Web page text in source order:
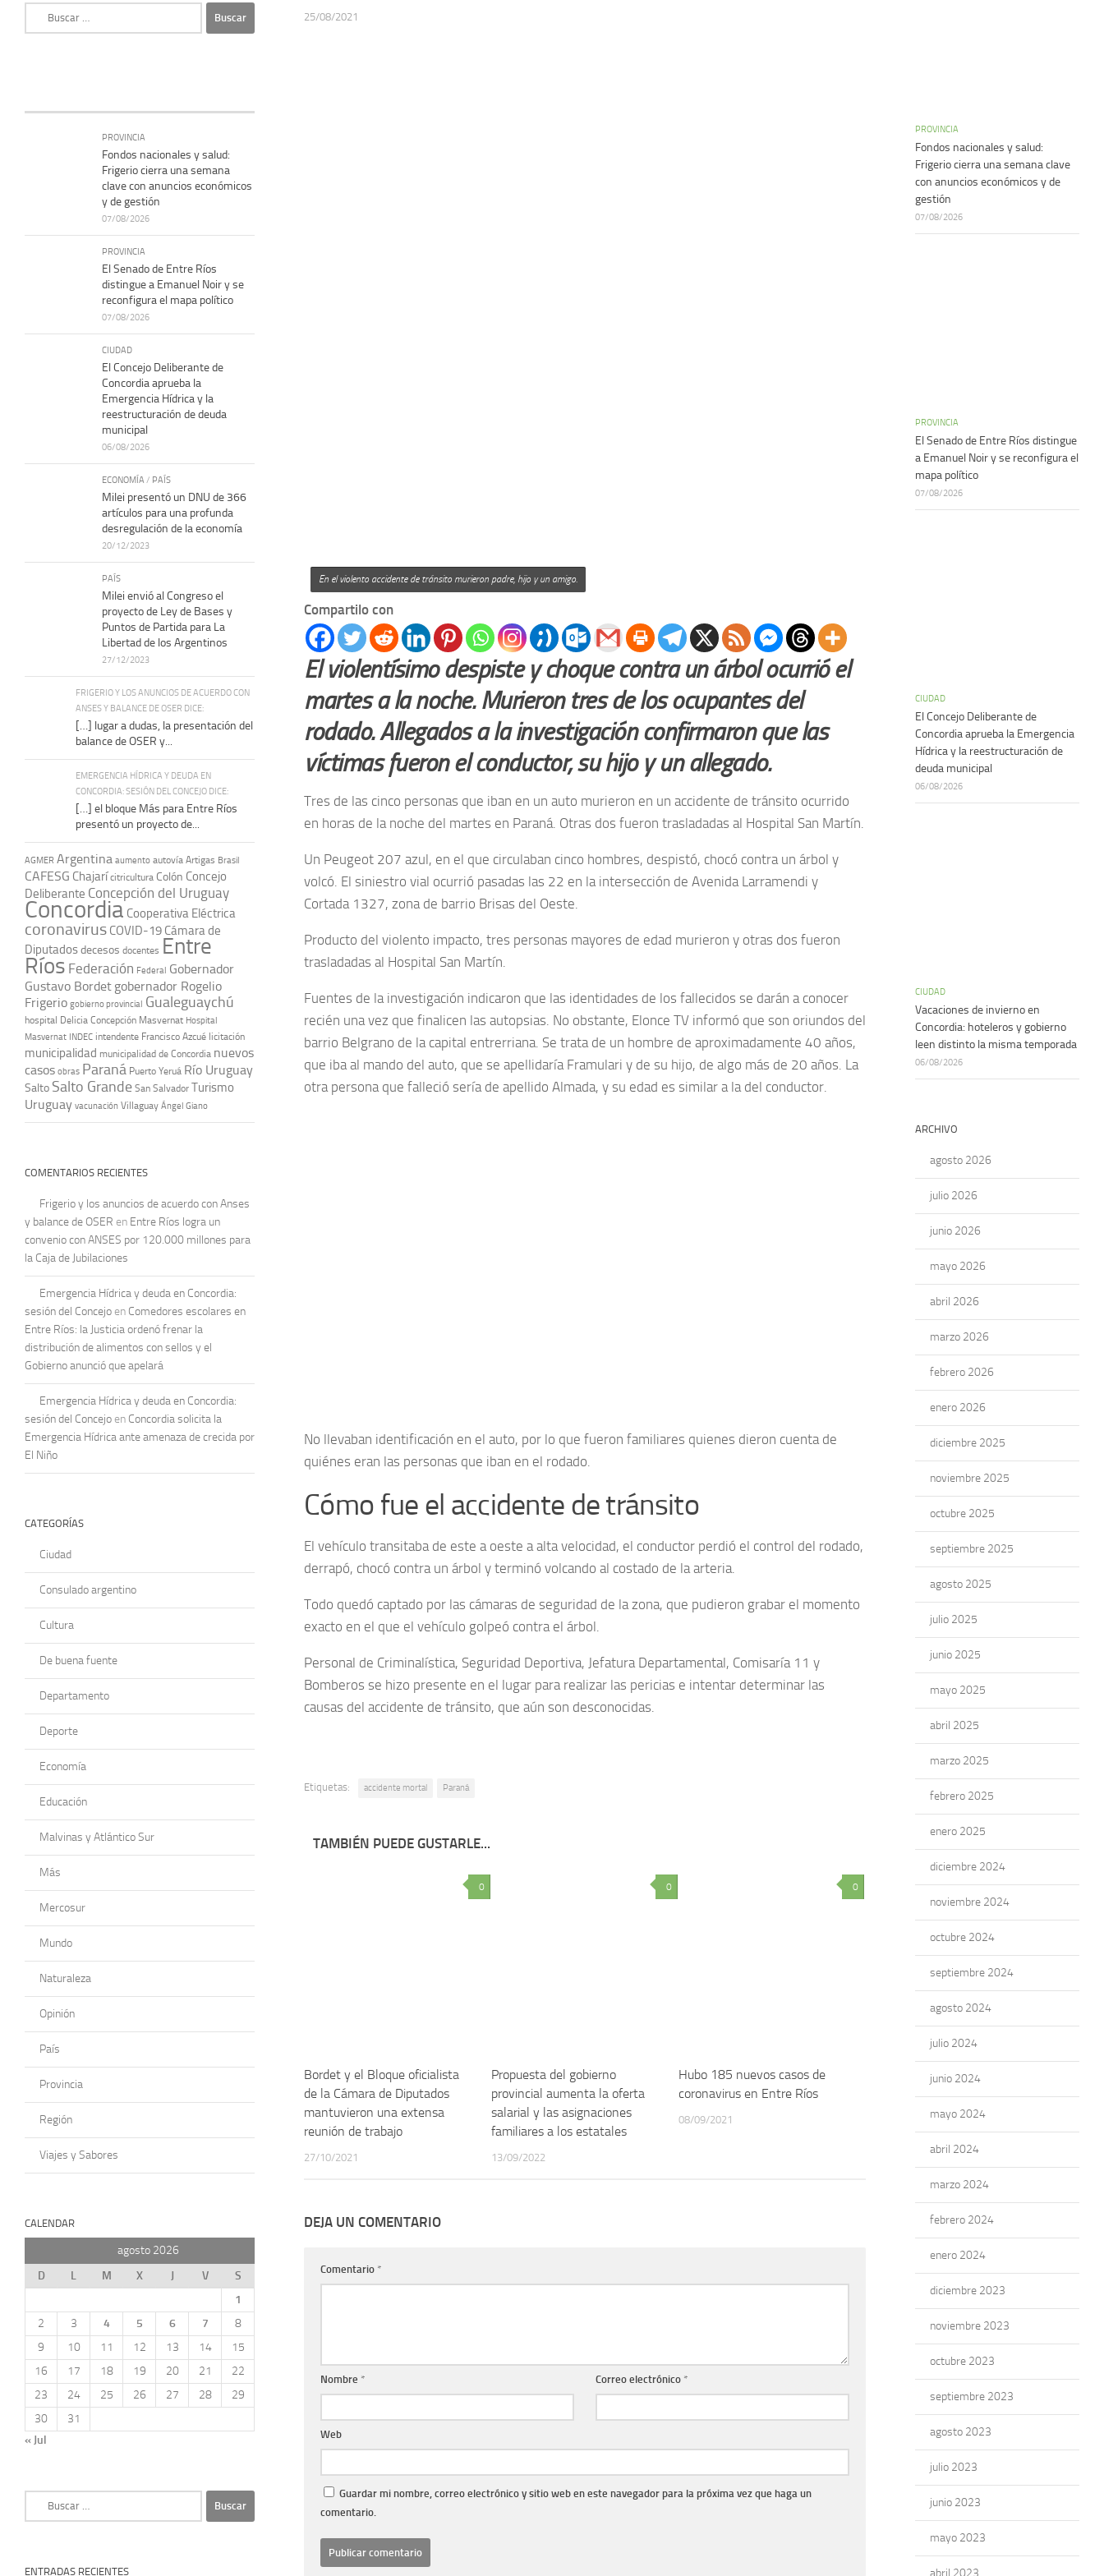
25/08/2021
En el violento accidente de tránsito murieron padre, hijo y un amigo.
Compartilo con
El violentísimo despiste y choque contra un árbol ocurrió el
martes a la noche. Murieron tres de los ocupantes del
rodado. Allegados a la investigación confirmaron que las
víctimas fueron el conductor, su hijo y un allegado.
Tres de las cinco personas que iban en un auto murieron en un accidente de tránsito ocurrido
en horas de la noche del martes en Paraná. Otras dos fueron trasladadas al Hospital San Martín.
Un Peugeot 207 azul, en el que circulaban cinco hombres, despistó, chocó contra un árbol y
volcó. El siniestro vial ocurrió pasadas las 22 en la intersección de Avenida Larramendi y
Cortada 1327, zona de barrio Brisas del Oeste.
Producto del violento impacto, tres personas mayores de edad murieron y otras dos fueron
trasladadas al Hospital San Martín.
Fuentes de la investigación indicaron que las identidades de los fallecidos se darán a conocer
recién una vez que finalicen las autopsias. No obstante, Elonce TV informó que son oriundos del
barrio Belgrano de la capital entrerriana. Se trata de un hombre de aproximadamente 40 años,
que iba al mando del auto, que se apellidaría Framulari y de su hijo, de algo más de 20 años. La
otra persona que falleció sería de apellido Almada, y su edad es similar a la del conductor.
No llevaban identificación en el auto, por lo que fueron familiares quienes dieron cuenta de
quiénes eran las personas que iban en el rodado.
Cómo fue el accidente de tránsito
El vehículo transitaba de este a oeste a alta velocidad, el conductor perdió el control del rodado,
derrapó, chocó contra un árbol y terminó volcando al costado de la arteria.
Todo quedó captado por las cámaras de seguridad de la zona, que pudieron grabar el momento
exacto en el que el vehículo golpeó contra el árbol.
Personal de Criminalística, Seguridad Deportiva, Jefatura Departamental, Comisaría 11 y
Bomberos se hizo presente en el lugar para realizar las pericias e intentar determinar las
causas del accidente de tránsito, que aún son desconocidas.
Etiquetas: accidente mortal Paraná
TAMBIÉN PUEDE GUSTARLE...
0
Bordet y el Bloque oficialista
de la Cámara de Diputados
mantuvieron una extensa
reunión de trabajo
27/10/2021
0
Propuesta del gobierno
provincial aumenta la oferta
salarial y las asignaciones
familiares a los estatales
13/09/2022
0
Hubo 185 nuevos casos de
coronavirus en Entre Ríos
08/09/2021
DEJA UN COMENTARIO
Comentario *
Nombre * Correo electrónico *
Web
Guardar mi nombre, correo electrónico y sitio web en este navegador para la próxima vez que haga un
comentario.
PROVINCIA
Fondos nacionales y salud:
Frigerio cierra una semana
clave con anuncios económicos
y de gestión
07/08/2026
PROVINCIA
El Senado de Entre Ríos
distingue a Emanuel Noir y se
reconfigura el mapa político
07/08/2026
CIUDAD
El Concejo Deliberante de
Concordia aprueba la
Emergencia Hídrica y la
reestructuración de deuda
municipal
06/08/2026
ECONOMÍA / PAÍS
Milei presentó un DNU de 366
artículos para una profunda
desregulación de la economía
20/12/2023
PAÍS
Milei envió al Congreso el
proyecto de Ley de Bases y
Puntos de Partida para La
Libertad de los Argentinos
27/12/2023
FRIGERIO Y LOS ANUNCIOS DE ACUERDO CON
ANSES Y BALANCE DE OSER DICE:
[…] lugar a dudas, la presentación del
balance de OSER y...
EMERGENCIA HÍDRICA Y DEUDA EN
CONCORDIA: SESIÓN DEL CONCEJO DICE:
[…] el bloque Más para Entre Ríos
presentó un proyecto de...
AGMER Argentina aumento autovía Artigas Brasil
CAFESG Chajarí citricultura Colón Concejo
Deliberante Concepción del Uruguay
Concordia Cooperativa Eléctrica
coronavirus COVID-19 Cámara de
Diputadosdecesos docentes Entre
Ríos Federación Federal Gobernador
Gustavo Bordet gobernador Rogelio
Frigerio gobierno provincial Gualeguaychú
hospital Delicia Concepción Masvernat Hospital
Masvernat INDEC intendente Francisco Azcué licitación
municipalidad municipalidad de Concordia nuevos
casos obras Paraná Puerto Yeruá Río Uruguay
Salto Salto Grande San Salvador Turismo
Uruguay vacunación Villaguay Ángel Giano
COMENTARIOS RECIENTES
Frigerio y los anuncios de acuerdo con Anses
y balance de OSER en Entre Ríos logra un
convenio con ANSES por 120.000 millones para
la Caja de Jubilaciones
Emergencia Hídrica y deuda en Concordia:
sesión del Concejo en Comedores escolares en
Entre Ríos: la Justicia ordenó frenar la
distribución de alimentos con sellos y el
Gobierno anunció que apelará
Emergencia Hídrica y deuda en Concordia:
sesión del Concejo en Concordia solicita la
Emergencia Hídrica ante amenaza de crecida por
El Niño
CATEGORÍAS
Ciudad
Consulado argentino
Cultura
De buena fuente
Departamento
Deporte
Economía
Educación
Malvinas y Atlántico Sur
Más
Mercosur
Mundo
Naturaleza
Opinión
País
Provincia
Región
Viajes y Sabores
CALENDAR
agosto 2026
D
L M X J V
S
1
2
3 4 5 6 7
8
9
10 11 12 13 14
15
16
17 18 19 20 21
22
23
24 25 26 27 28
29
30
31
« Jul
ENTRADAS RECIENTES
PROVINCIA
Fondos nacionales y salud:
Frigerio cierra una semana clave
con anuncios económicos y de
gestión
07/08/2026
PROVINCIA
El Senado de Entre Ríos distingue
a Emanuel Noir y se reconfigura el
mapa político
07/08/2026
CIUDAD
El Concejo Deliberante de
Concordia aprueba la Emergencia
Hídrica y la reestructuración de
deuda municipal
06/08/2026
CIUDAD
Vacaciones de invierno en
Concordia: hoteleros y gobierno
leen distinto la misma temporada
06/08/2026
ARCHIVO
agosto 2026
julio 2026
junio 2026
mayo 2026
abril 2026
marzo 2026
febrero 2026
enero 2026
diciembre 2025
noviembre 2025
octubre 2025
septiembre 2025
agosto 2025
julio 2025
junio 2025
mayo 2025
abril 2025
marzo 2025
febrero 2025
enero 2025
diciembre 2024
noviembre 2024
octubre 2024
septiembre 2024
agosto 2024
julio 2024
junio 2024
mayo 2024
abril 2024
marzo 2024
febrero 2024
enero 2024
diciembre 2023
noviembre 2023
octubre 2023
septiembre 2023
agosto 2023
julio 2023
junio 2023
mayo 2023
abril 2023